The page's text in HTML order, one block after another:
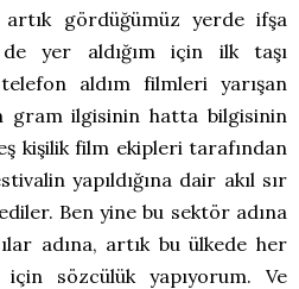
artık gördüğümüz yerde ifşa
yer aldığım için ilk taşı
aldım filmleri yarışan
gram ilgisinin hatta bilgisinin
kişilik film ekipleri tarafından
yapıldığına dair akıl sır
Ben yine bu sektör adına
adına, artık bu ülkede her
sözcülük yapıyorum. Ve